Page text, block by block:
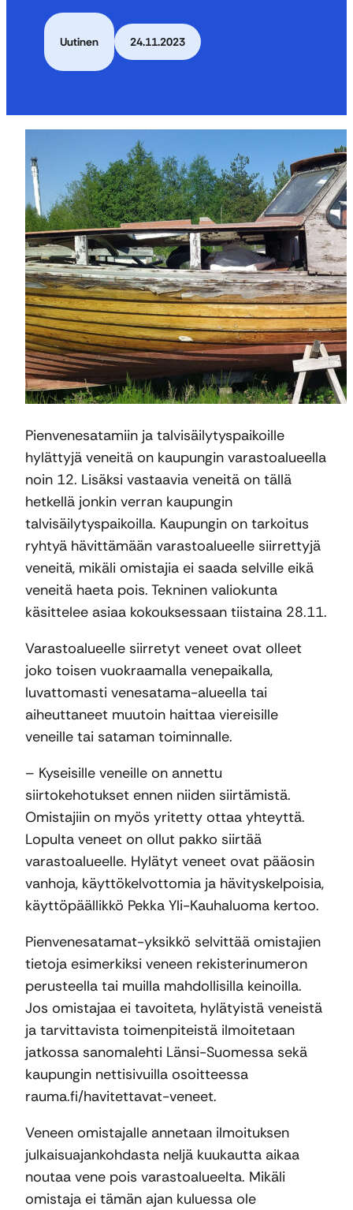
Uutinen 24.11.2023
Pienvenesatamiin ja talvisäilytyspaikoille
hylättyjä veneitä on kaupungin varastoalueella
noin 12. Lisäksi vastaavia veneitä on tällä
hetkellä jonkin verran kaupungin
talvisäilytyspaikoilla. Kaupungin on tarkoitus
ryhtyä hävittämään varastoalueelle siirrettyjä
veneitä, mikäli omistajia ei saada selville eikä
veneitä haeta pois. Tekninen valiokunta
käsittelee asiaa kokouksessaan tiistaina 28.11.
Varastoalueelle siirretyt veneet ovat olleet
joko toisen vuokraamalla venepaikalla,
luvattomasti venesatama-alueella tai
aiheuttaneet muutoin haittaa viereisille
veneille tai sataman toiminnalle.
– Kyseisille veneille on annettu
siirtokehotukset ennen niiden siirtämistä.
Omistajiin on myös yritetty ottaa yhteyttä.
Lopulta veneet on ollut pakko siirtää
varastoalueelle. Hylätyt veneet ovat pääosin
vanhoja, käyttökelvottomia ja hävityskelpoisia,
käyttöpäällikkö Pekka Yli-Kauhaluoma kertoo.
Pienvenesatamat-yksikkö selvittää omistajien
tietoja esimerkiksi veneen rekisterinumeron
perusteella tai muilla mahdollisilla keinoilla.
Jos omistajaa ei tavoiteta, hylätyistä veneistä
ja tarvittavista toimenpiteistä ilmoitetaan
jatkossa sanomalehti Länsi-Suomessa sekä
kaupungin nettisivuilla osoitteessa
rauma.fi/havitettavat-veneet.
Veneen omistajalle annetaan ilmoituksen
julkaisuajankohdasta neljä kuukautta aikaa
noutaa vene pois varastoalueelta. Mikäli
omistaja ei tämän ajan kuluessa ole